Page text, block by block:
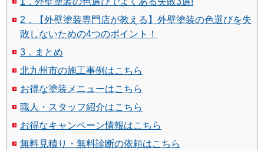
2．【外壁塗装専門店が教える】外壁塗装の色選びを失
敗しないための4つのポイント！
3．まとめ
北九州市の施工事例はこちら
お得な塗装メニューはこちら
職人・スタッフ紹介はこちら
お得なキャンペーン情報はこちら
無料見積り・無料診断の依頼はこちら